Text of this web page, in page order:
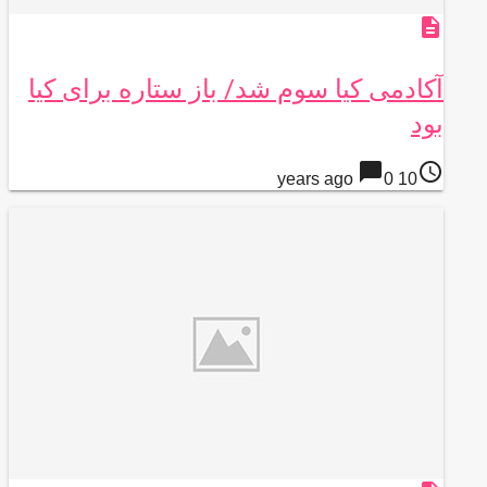
description
آکادمی کیا سوم شد/ باز ستاره برای کیا
بود
access_time
10 years ago
chat_bubble0